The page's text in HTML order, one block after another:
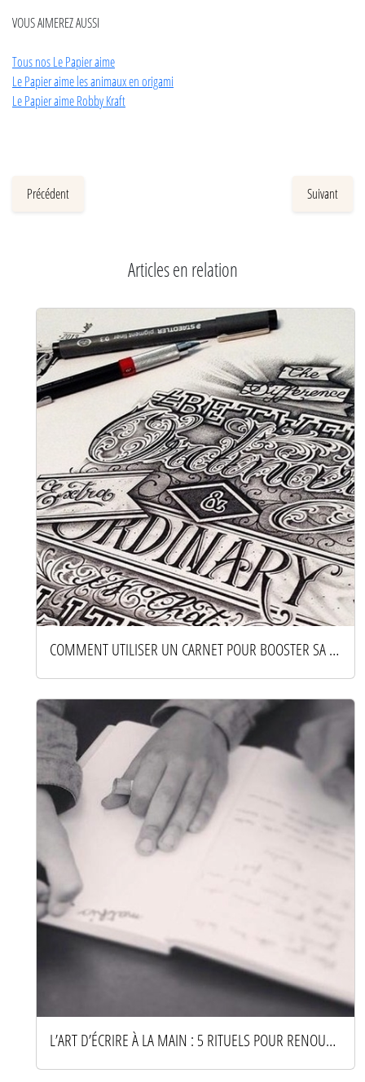
VOUS AIMEREZ AUSSI
Tous nos Le Papier aime
Le Papier aime les animaux en origami
Le Papier aime Robby Kraft
Précédent Suivant
Articles en relation
COMMENT UTILISER UN CARNET POUR BOOSTER SA CRÉATIVITÉ AU QUOTIDIEN
L’ART D’ÉCRIRE À LA MAIN : 5 RITUELS POUR RENOUER AVEC LE PAPIER